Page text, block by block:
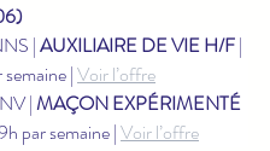
| AUXILIAIRE DE VIE H/F |
| Voir l’offre
| MAÇON EXPÉRIMENTÉ
par semaine | Voir l’offre